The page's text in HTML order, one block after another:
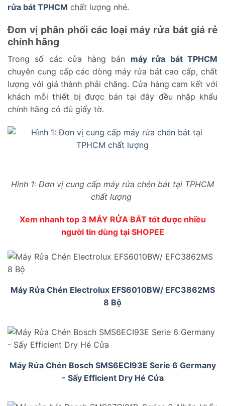
rửa bát TPHCM chất lượng nhé.
Đơn vị phân phối các loại máy rửa bát giá rẻ
chính hãng
Trong số các cửa hàng bán máy rửa bát TPHCM
chuyên cung cấp các dòng máy rửa bát cao cấp, chất
lượng với giá thành phải chăng. Cửa hàng cam kết với
khách mỗi thiết bị được bán tại đây đều nhập khẩu
chính hãng có đủ giấy tờ.
Hình 1: Đơn vị cung cấp máy rửa chén bát tại TPHCM
chất lượng
Xem nhanh top 3 MÁY RỬA BÁT tốt được nhiều
người tin dùng tại SHOPEE
Máy Rửa Chén Electrolux EFS6010BW/ EFC3862MS
8 Bộ
Máy Rửa Chén Bosch SMS6ECI93E Serie 6 Germany
- Sấy Efficient Dry Hé Cửa